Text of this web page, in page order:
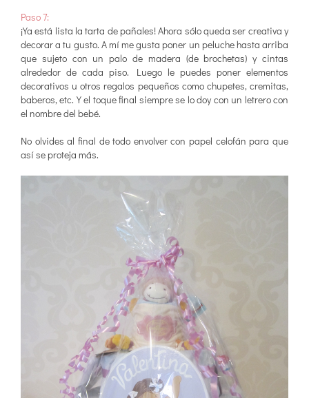
Paso 7:
¡Ya está lista la tarta de pañales! Ahora sólo queda ser creativa y
decorar a tu gusto. A mí me gusta poner un peluche hasta arriba
que sujeto con un palo de madera (de brochetas) y cintas
alrededor de cada piso. Luego le puedes poner elementos
decorativos u otros regalos pequeños como chupetes, cremitas,
baberos, etc. Y el toque final siempre se lo doy con un letrero con
el nombre del bebé.
No olvides al final de todo envolver con papel celofán para que
así se proteja más.